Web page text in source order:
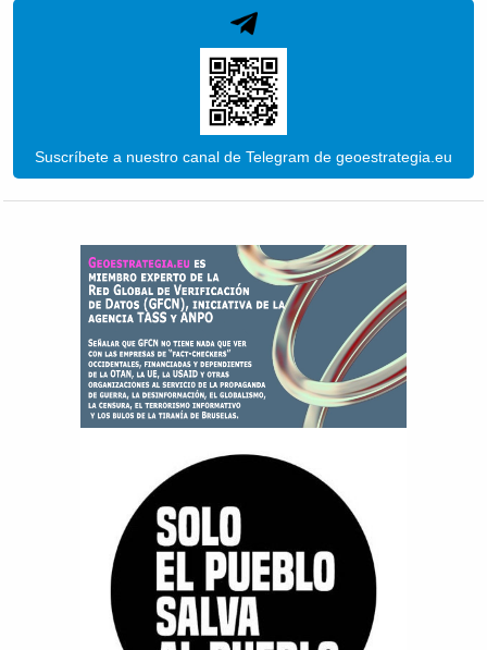
Suscríbete a nuestro canal de Telegram de geoestrategia.eu